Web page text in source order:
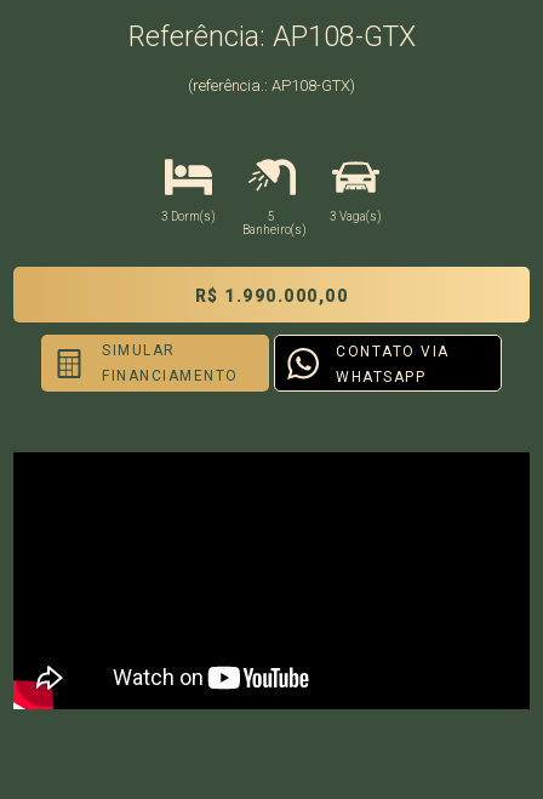
Referência: AP108-GTX
(referência.: AP108-GTX)
3 Dorm(s)
5
Banheiro(s)
3 Vaga(s)
R$ 1.990.000,00
SIMULAR
FINANCIAMENTO
CONTATO VIA
WHATSAPP